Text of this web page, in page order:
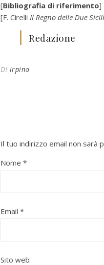
[Bibliografia di riferimento]
[F. Cirelli Il Regno delle Due
Redazione
Di irpino
Il tuo indirizzo email non sarà
Nome *
Email *
Sito web